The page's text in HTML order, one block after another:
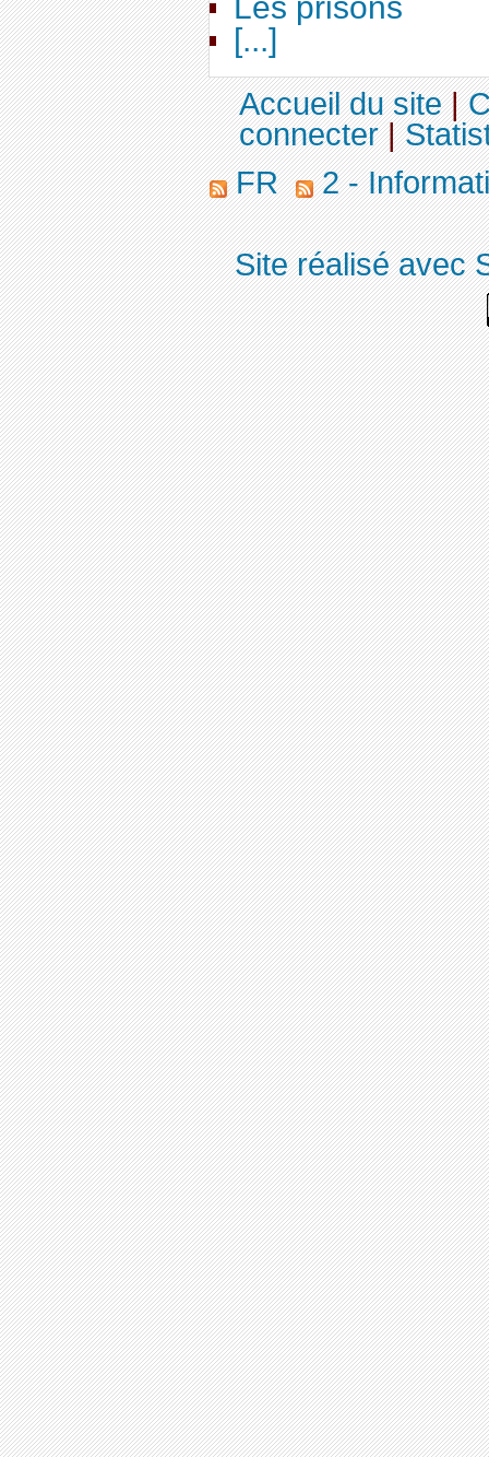
Les prisons
[...]
Accueil du site|
connecter|
FR
2 -
Site réalisé avec